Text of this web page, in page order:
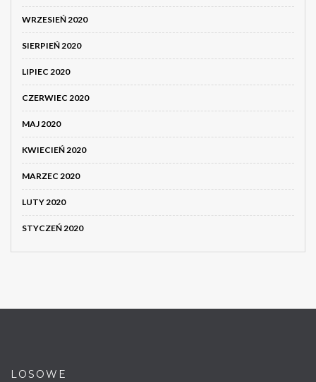
WRZESIEŃ 2020
SIERPIEŃ 2020
LIPIEC 2020
CZERWIEC 2020
MAJ 2020
KWIECIEŃ 2020
MARZEC 2020
LUTY 2020
STYCZEŃ 2020
LOSOWE